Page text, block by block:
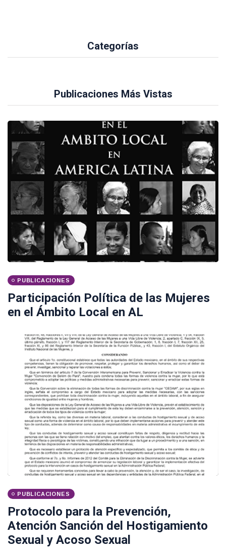
Categorías
Publicaciones Más Vistas
PUBLICACIONES
Participación Política de las Mujeres
en el Ámbito Local en AL
PUBLICACIONES
Protocolo para la Prevención,
Atención Sanción del Hostigamiento
Sexual y Acoso Sexual